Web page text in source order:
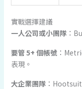
實戰選擇建議
一人公司或小團隊：
要管 5+ 個帳號：
表現。
大企業團隊：